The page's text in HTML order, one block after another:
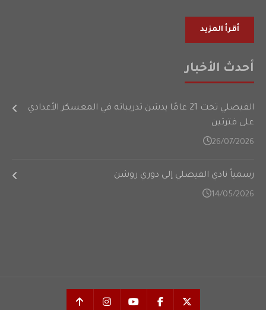
أقرأ المزيد
أحدث الأخبار
الفيصلي تحت 21 عامًا يدشن تدريباته في المعسكر الأعدادي
على فترتين
26/07/2026
رسمياً نادي الفيصلي إلى دوري روشن
14/05/2026